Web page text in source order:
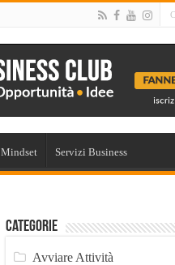
Mindset Servizi Business
Categorie
Avviare Attività